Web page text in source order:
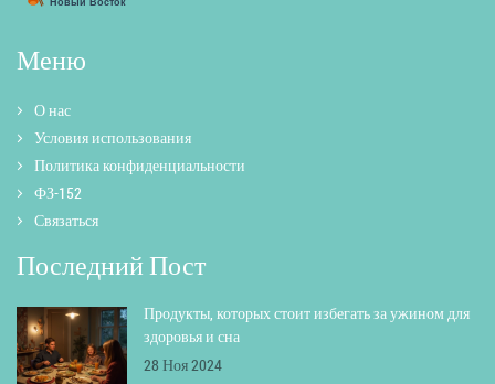
Меню
О нас
Условия использования
Политика конфиденциальности
ФЗ-152
Связаться
Последний Пост
Продукты, которых стоит избегать за ужином для
здоровья и сна
28 Ноя 2024